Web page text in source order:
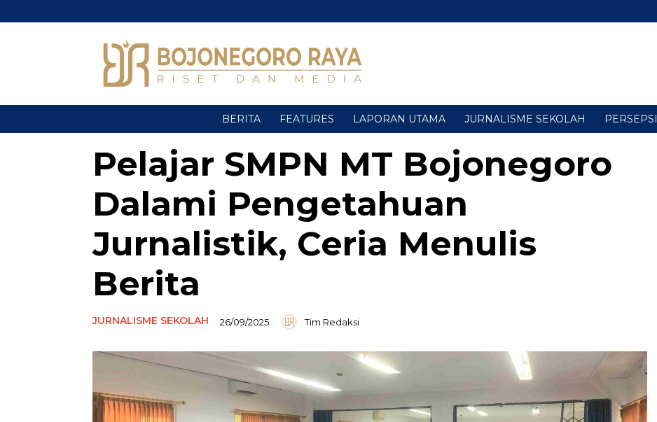
BERITA FEATURES LAPORAN UTAMA JURNALISME SEKOLAH PERSEPSI
Pelajar SMPN MT Bojonegoro
Dalami Pengetahuan
Jurnalistik, Ceria Menulis
Berita
JURNALISME SEKOLAH 26/09/2025 Tim Redaksi